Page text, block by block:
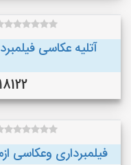
آتلیه عکاسی
فیلمبرداری وعکاسی